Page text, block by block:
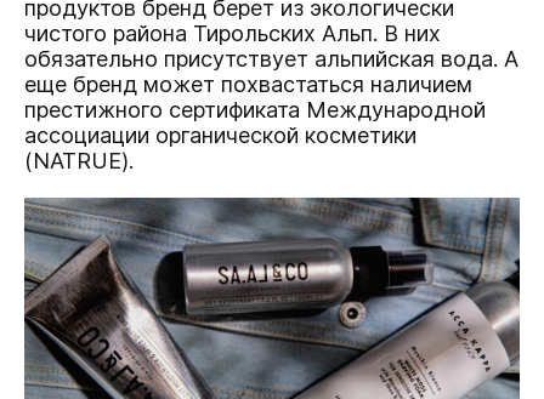
продуктов бренд берет из экологически
чистого района Тирольских Альп. В них
обязательно присутствует альпийская вода. А
еще бренд может похвастаться наличием
престижного сертификата Международной
ассоциации органической косметики
(NATRUE).